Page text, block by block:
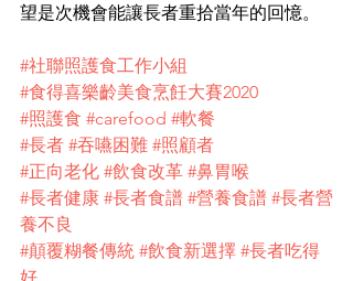
望是次機會能讓長者重拾當年的回憶。
#社聯照護食工作小組
#食得喜樂齡美食烹飪大賽2020
#照護食 #carefood #軟餐
#長者 #吞嚥困難 #照顧者
#正向老化 #飲食改革 #鼻胃喉
#長者健康 #長者食譜 #營養食譜 #長者營
養不良
#顛覆糊餐傳統 #飲食新選擇 #長者吃得
好